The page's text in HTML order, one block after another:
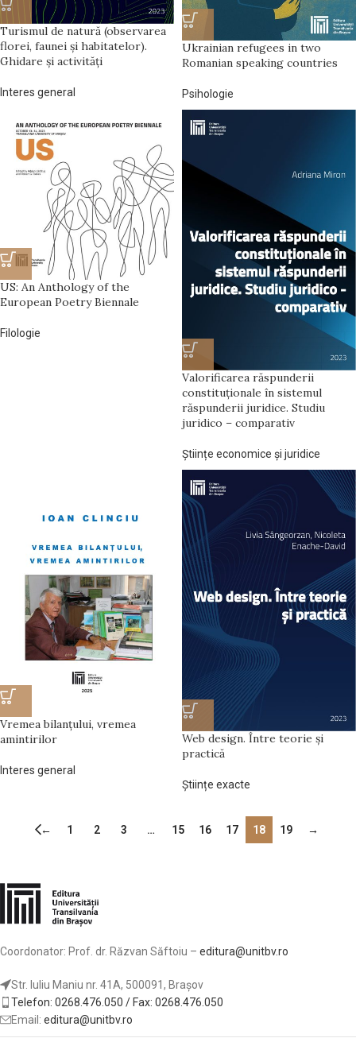
Turismul de natură (observarea
florei, faunei și habitatelor).
Ghidare și activități
Interes general
Ukrainian refugees in two
Romanian speaking countries
Psihologie
US: An Anthology of the
European Poetry Biennale
Filologie
Valorificarea răspunderii
constituționale în sistemul
răspunderii juridice. Studiu
juridico – comparativ
Științe economice și juridice
Vremea bilanţului, vremea
amintirilor
Interes general
Web design. Între teorie și
practică
Științe exacte
← 1 2 3 … 15 16 17 18 19 →
Coordonator: Prof. dr. Răzvan Săftoiu – editura@unitbv.ro
Str. Iuliu Maniu nr. 41A, 500091, Brașov
Telefon: 0268.476.050 / Fax: 0268.476.050
Email: editura@unitbv.ro